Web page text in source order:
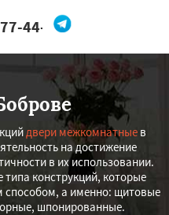
44-66
мне
двери межкомнатныев
на достижение
в их использовании.
конструкций, которые
а именно: щитовые
шпонированные.